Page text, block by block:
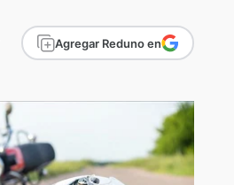
Agregar Reduno en